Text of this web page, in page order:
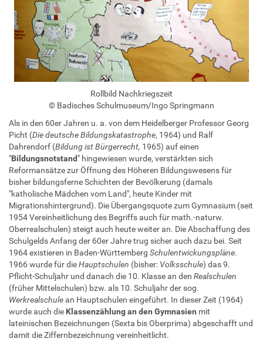
Rollbild Nachkriegszeit
© Badisches Schulmuseum/Ingo Springmann
Als in den 60er Jahren u. a. von dem Heidelberger Professor Georg
Picht (Die deutsche Bildungskatastrophe, 1964) und Ralf
Dahrendorf (Bildung ist Bürgerrecht, 1965) auf einen
"Bildungsnotstand" hingewiesen wurde, verstärkten sich
Reformansätze zur Öffnung des Höheren Bildungswesens für
bisher bildungsferne Schichten der Bevölkerung (damals
"katholische Mädchen vom Land", heute Kinder mit
Migrationshintergrund). Die Übergangsquote zum Gymnasium (seit
1954 Vereinheitlichung des Begriffs auch für math.-naturw.
Oberrealschulen) steigt auch heute weiter an. Die Abschaffung des
Schulgelds Anfang der 60er Jahre trug sicher auch dazu bei. Seit
1964 existieren in Baden-Württemberg Schulentwickungspläne.
1966 wurde für dieHauptschulen (bisher: Volksschule) das 9.
Pflicht-Schuljahr und danach die 10. Klasse an den Realschulen
(früher Mittelschulen) bzw. als 10. Schuljahr der sog.
Werkrealschulean Hauptschulen eingeführt. In dieser Zeit (1964)
wurde auch die Klassenzählung an den Gymnasien mit
lateinischen Bezeichnungen (Sexta bis Oberprima) abgeschafft und
damit die Ziffernbezeichnung vereinheitlicht.